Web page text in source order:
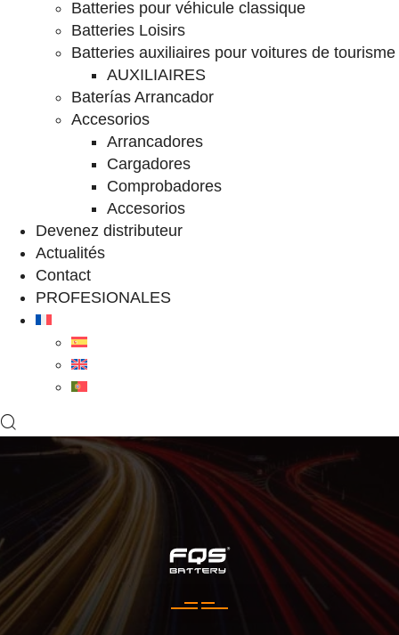
Batteries pour véhicule classique
Batteries Loisirs
Batteries auxiliaires pour voitures de tourisme
AUXILIAIRES
Baterías Arrancador
Accesorios
Arrancadores
Cargadores
Comprobadores
Accesorios
Devenez distributeur
Actualités
Contact
PROFESIONALES